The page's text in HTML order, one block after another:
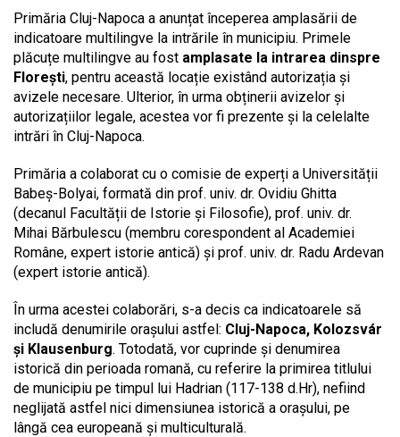
Primăria Cluj-Napoca a anunțat începerea amplasării de
indicatoare multilingve la intrările în municipiu. Primele
plăcuțe multilingve au fost amplasate la intrarea dinspre
Florești, pentru această locație existând autorizația și
avizele necesare. Ulterior, în urma obținerii avizelor și
autorizațiilor legale, acestea vor fi prezente și la celelalte
intrări în Cluj-Napoca.
Primăria a colaborat cu o comisie de experți a Universității
Babeș-Bolyai, formată din prof. univ. dr. Ovidiu Ghitta
(decanul Facultății de Istorie și Filosofie), prof. univ. dr.
Mihai Bărbulescu (membru corespondent al Academiei
Române, expert istorie antică) și prof. univ. dr. Radu Ardevan
(expert istorie antică).
În urma acestei colaborări, s-a decis ca indicatoarele să
includă denumirile orașului astfel: Cluj-Napoca, Kolozsvár
și Klausenburg. Totodată, vor cuprinde și denumirea
istorică din perioada romană, cu referire la primirea titlului
de municipiu pe timpul lui Hadrian (117-138 d.Hr), nefiind
neglijată astfel nici dimensiunea istorică a orașului, pe
lângă cea europeană și multiculturală.